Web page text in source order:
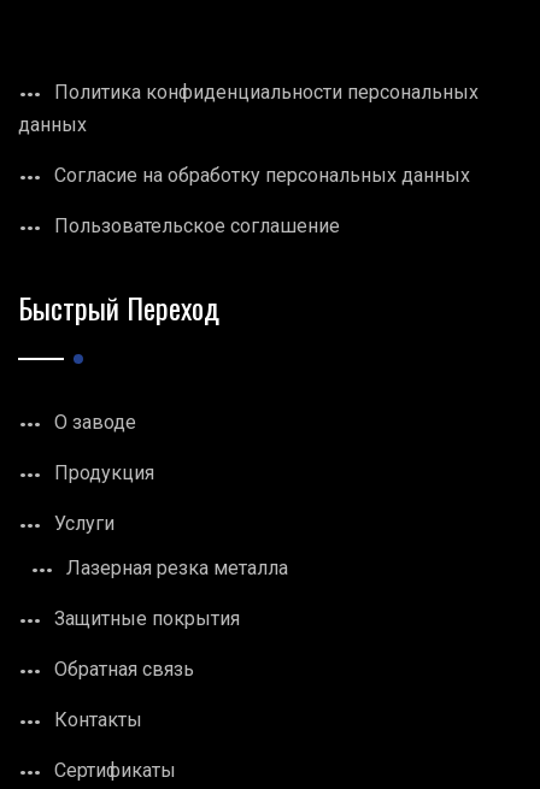
Политика конфиденциальности персональных
данных
Согласие на обработку персональных данных
Пользовательское соглашение
Быстрый Переход
О заводе
Продукция
Услуги
Лазерная резка металла
Защитные покрытия
Обратная связь
Контакты
Сертификаты